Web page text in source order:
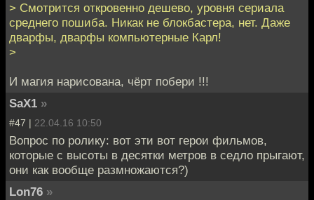
> Смотрится откровенно дешево, уровня сериала
среднего пошиба. Никак не блокбастера, нет. Даже
дварфы, дварфы компьютерные Карл!
>
И магия нарисована, чёрт побери !!!
SaX1 »
#47 | 22.04.16 10:50
Вопрос по ролику: вот эти вот герои фильмов,
которые с высоты в десятки метров в седло прыгают,
они как вообще размножаются?)
Lon76 »